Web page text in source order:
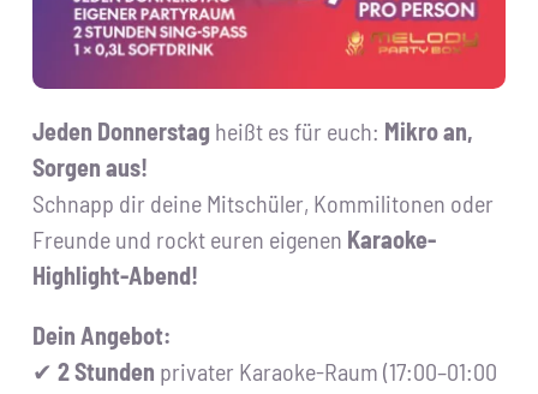
Jeden Donnerstag heißt es für euch: Mikro an,
Sorgen aus!
Schnapp dir deine Mitschüler, Kommilitonen oder
Freunde und rockt euren eigenen Karaoke-
Highlight-Abend!
Dein Angebot:
✔2 Stunden privater Karaoke-Raum (17:00–01:00